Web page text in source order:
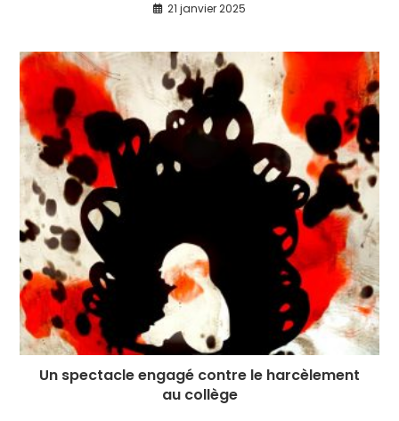
21 janvier 2025
Un spectacle engagé contre le harcèlement
au collège